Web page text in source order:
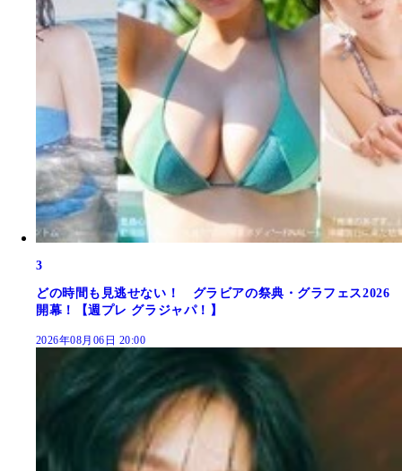
3
どの時間も見逃せない！ グラビアの祭典・グラフェス2026
開幕！【週プレ グラジャパ！】
2026年08月06日 20:00